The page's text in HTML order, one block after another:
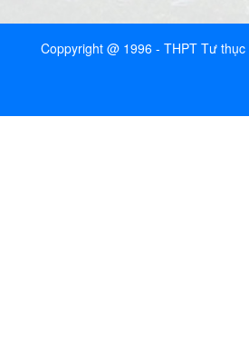
Coppyright @ 1996 - THPT Tư